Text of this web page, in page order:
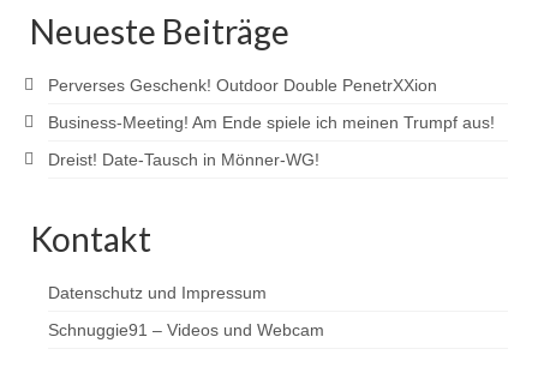
Neueste Beiträge
Perverses Geschenk! Outdoor Double PenetrXXion
Business-Meeting! Am Ende spiele ich meinen Trumpf aus!
Dreist! Date-Tausch in Mönner-WG!
Kontakt
Datenschutz und Impressum
Schnuggie91 – Videos und Webcam